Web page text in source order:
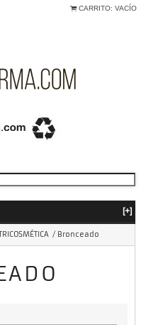
CARRITO: VACÍO
[+]
/ Bronceado